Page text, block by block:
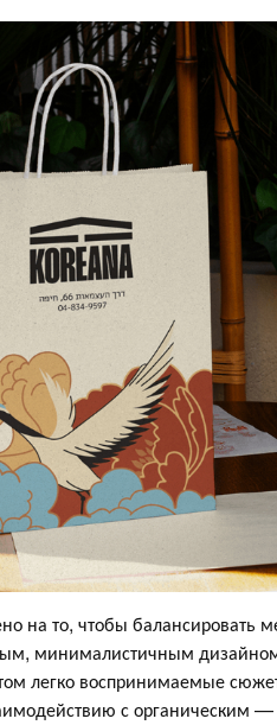
на то, чтобы балансировать
минималистичным
легко воспринимаемые
с органическим